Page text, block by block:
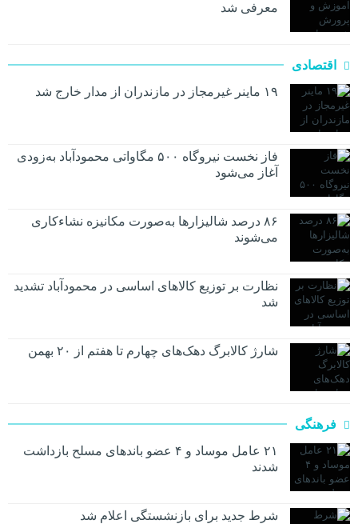
معرفی شد
اقتصادی
۱۹ ماینر غیرمجاز در مازندران از مدار خارج شد
فاز نخست نیروگاه ۵۰۰ مگاواتی محمودآباد به‌زودی
آغاز می‌شود
۸۶ درصد شالیزارها به‌صورت مکانیزه نشاءکاری
می‌شوند
نظارت بر توزیع کالا‌های اساسی در محمودآباد تشدید
شد
شارژ کالابرگ دهک‌های چهارم تا هفتم از ۲۰ بهمن
فرهنگی
۲۱ عامل موساد و ۴ عضو باند‌های مسلح بازداشت
شدند
شرط جدید برای بازنشستگی اعلام شد